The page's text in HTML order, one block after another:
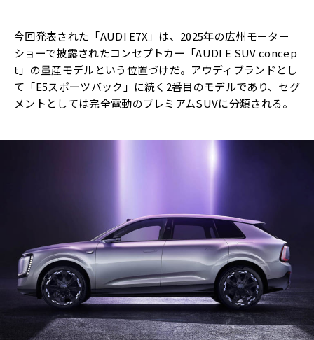
今回発表された「AUDI E7X」は、2025年の広州モーター
ショーで披露されたコンセプトカー「AUDI E SUV concep
t」の量産モデルという位置づけだ。アウディブランドとし
て「E5スポーツバック」に続く2番目のモデルであり、セグ
メントとしては完全電動のプレミアムSUVに分類される。